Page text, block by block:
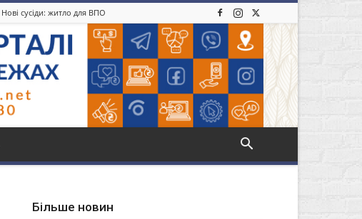
Нові сусіди: житло для ВПО
Більше новин